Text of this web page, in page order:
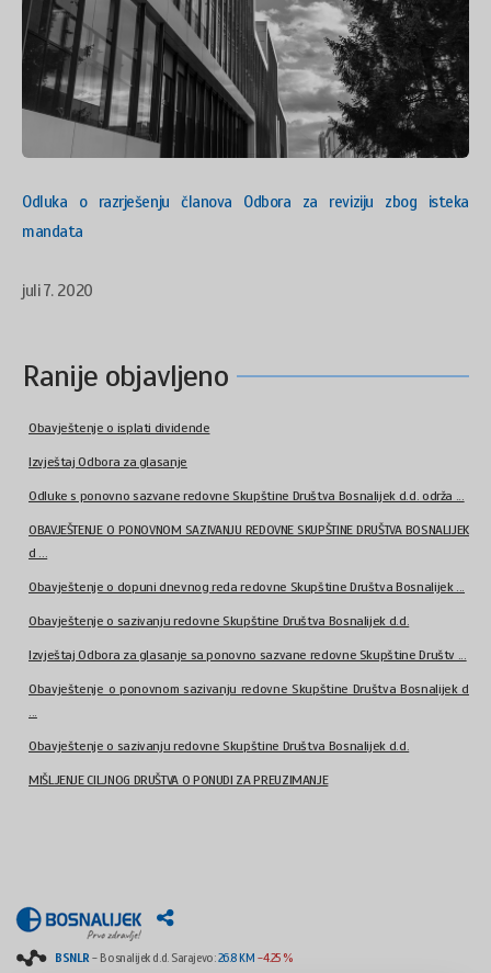
Odluka o razrješenju članova Odbora za reviziju zbog isteka
mandata
juli 7. 2020
Ranije objavljeno
Obavještenje o isplati dividende
Izvještaj Odbora za glasanje
Odluke s ponovno sazvane redovne Skupštine Društva Bosnalijek d.d. održa ...
OBAVJEŠTENJE O PONOVNOM SAZIVANJU REDOVNE SKUPŠTINE DRUŠTVA BOSNALIJEK
d ...
Obavještenje o dopuni dnevnog reda redovne Skupštine Društva Bosnalijek ...
Obavještenje o sazivanju redovne Skupštine Društva Bosnalijek d.d.
Izvještaj Odbora za glasanje sa ponovno sazvane redovne Skupštine Društv ...
Obavještenje o ponovnom sazivanju redovne Skupštine Društva Bosnalijek d
...
Obavještenje o sazivanju redovne Skupštine Društva Bosnalijek d.d.
MIŠLJENJE CILJNOG DRUŠTVA O PONUDI ZA PREUZIMANJE
BSNLR- Bosnalijek d.d. Sarajevo:26.8 KM -4.25 %